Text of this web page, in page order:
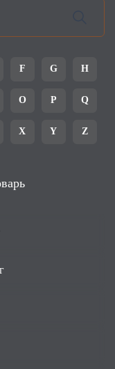
F G H
O P Q
X Y Z